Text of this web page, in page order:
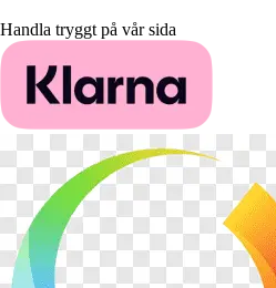
Handla tryggt på vår sida